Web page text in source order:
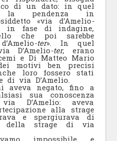
di un dato: in quel
la pendenza in
«via d’Amelio-
in fase di indagine,
che poi sarebbe
-ter». In quel
D’Amelio-ter, erano
e Di Matteo Mario
motivi ben precisi
loro fossero stati
di via D’Amelio.
aveva negato, fino a
sua conoscenza
D’Amelio: aveva
alla strage
e spergiurava di
della strage di via
impossibile e